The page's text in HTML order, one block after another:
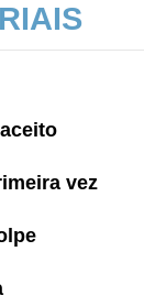
vez